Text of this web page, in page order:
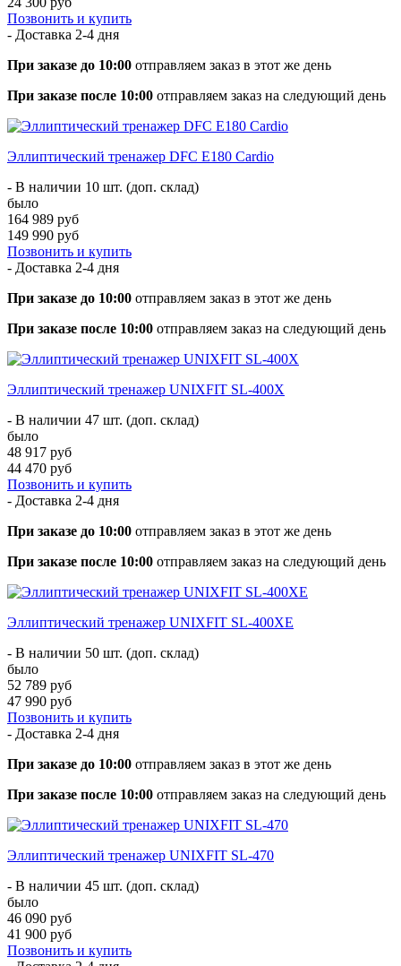
Позвонить и купить
- Доставка 2-4 дня
При заказе до 10:00 отправляем заказ в этот же день
При заказе после 10:00 отправляем заказ на следующий день
Эллиптический тренажер DFC E180 Cardio
- В наличии 10 шт. (доп. склад)
было
164 989 руб
149 990 руб
Позвонить и купить
- Доставка 2-4 дня
При заказе до 10:00 отправляем заказ в этот же день
При заказе после 10:00 отправляем заказ на следующий день
Эллиптический тренажер UNIXFIT SL-400X
- В наличии 47 шт. (доп. склад)
было
48 917 руб
44 470 руб
Позвонить и купить
- Доставка 2-4 дня
При заказе до 10:00 отправляем заказ в этот же день
При заказе после 10:00 отправляем заказ на следующий день
Эллиптический тренажер UNIXFIT SL-400XE
- В наличии 50 шт. (доп. склад)
было
52 789 руб
47 990 руб
Позвонить и купить
- Доставка 2-4 дня
При заказе до 10:00 отправляем заказ в этот же день
При заказе после 10:00 отправляем заказ на следующий день
Эллиптический тренажер UNIXFIT SL-470
- В наличии 45 шт. (доп. склад)
было
46 090 руб
41 900 руб
Позвонить и купить